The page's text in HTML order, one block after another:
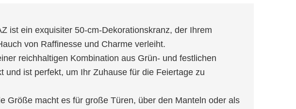
ist ein exquisiter 50-cm-Dekorationskranz, der Ihrem
von Raffinesse und Charme verleiht.
reichhaltigen Kombination aus Grün- und festlichen
und ist perfekt, um Ihr Zuhause für die Feiertage zu
Größe macht es für große Türen, über den Manteln oder als